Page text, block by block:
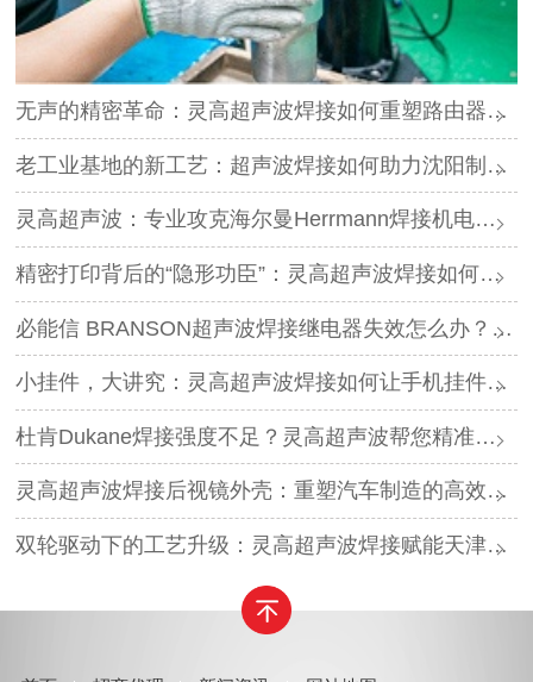
无声的精密革命：灵高超声波焊接如何重塑路由器外壳制造？
老工业基地的新工艺：超声波焊接如何助力沈阳制造转型？
灵高超声波：专业攻克海尔曼Herrmann焊接机电路板短路难题
精密打印背后的“隐形功臣”：灵高超声波焊接如何让喷墨头支架更可靠？
必能信 BRANSON超声波焊接继电器失效怎么办？灵高超声波“四步维修法”精准破局
小挂件，大讲究：灵高超声波焊接如何让手机挂件更“抗造”？
杜肯Dukane焊接强度不足？灵高超声波帮您精准破局
灵高超声波焊接后视镜外壳：重塑汽车制造的高效与美学
双轮驱动下的工艺升级：灵高超声波焊接赋能天津汽车与电子产业